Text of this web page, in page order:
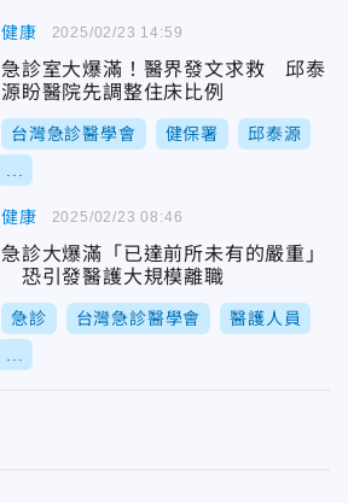
健康
急診室大爆滿！醫界發文求救 邱泰
源盼醫院先調整住床比例
台灣急診醫學會 健保署 邱泰源
2025/02/23 14:59
健康
急診大爆滿「已達前所未有的嚴重」
恐引發醫護大規模離職
急診 台灣急診醫學會 醫護人員
2025/02/23 08:46